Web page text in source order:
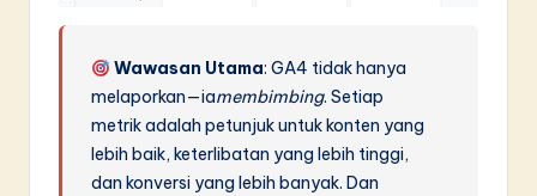
Wawasan Utama: GA4 tidak hanya
melaporkan—iamembimbing. Setiap
metrik adalah petunjuk untuk konten yang
lebih baik, keterlibatan yang lebih tinggi,
dan konversi yang lebih banyak. Dan